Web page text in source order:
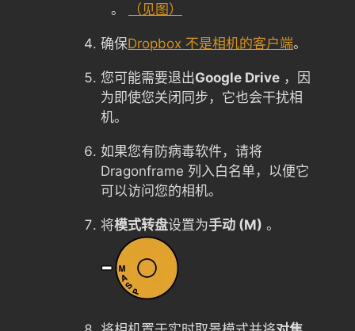
。
（见图）
确保Dropbox 不是相机的客户端。
您可能需要退出Google Drive ，因
为即使您关闭同步，它也会干扰相
机。
如果您有防病毒软件，请将
Dragonframe 列入白名单，以便它
可以访问您的相机。
将模式转盘设置为手动 (M) 。